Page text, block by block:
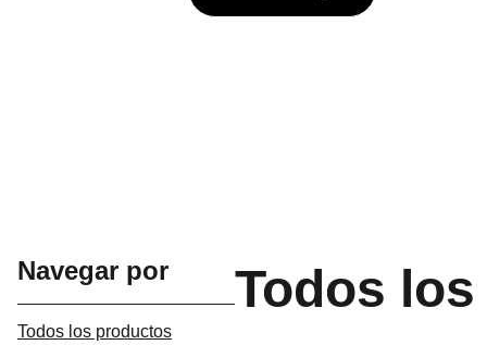
Navegar por
Todos los productos
Todos